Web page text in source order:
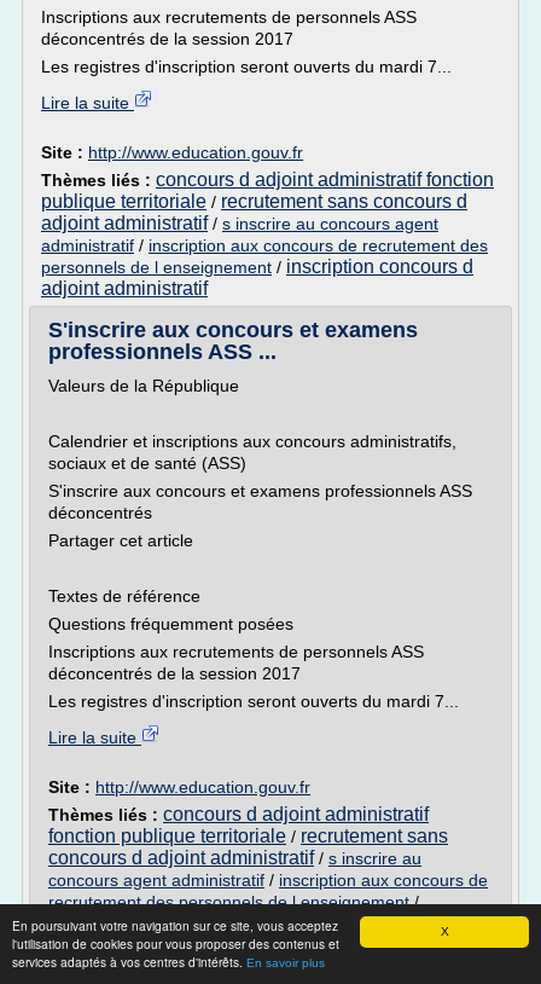
X
En poursuivant votre navigation sur ce site, vous acceptez
l'utilisation de cookies pour vous proposer des contenus et
services adaptés à vos centres d'intérêts. En savoir plus
Inscriptions aux recrutements de personnels ASS
déconcentrés de la session 2017
Les registres d'inscription seront ouverts du mardi 7...
Lire la suite
Site : http://www.education.gouv.fr
Thèmes liés : concours d adjoint administratif fonction
publique territoriale / recrutement sans concours d
adjoint administratif/ s inscrire au concours agent
administratif / inscription aux concours de recrutement des
personnels de l enseignement / inscription concours d
adjoint administratif
S'inscrire aux concours et examens
professionnels ASS ...
Valeurs de la République
Calendrier et inscriptions aux concours administratifs,
sociaux et de santé (ASS)
S'inscrire aux concours et examens professionnels ASS
déconcentrés
Partager cet article
Textes de référence
Questions fréquemment posées
Inscriptions aux recrutements de personnels ASS
déconcentrés de la session 2017
Les registres d'inscription seront ouverts du mardi 7...
Lire la suite
Site : http://www.education.gouv.fr
Thèmes liés : concours d adjoint administratif
fonction publique territoriale / recrutement sans
concours d adjoint administratif/ s inscrire au
concours agent administratif / inscription aux concours de
recrutement des personnels de l enseignement/
inscription concours d adjoint administratif
Concours / Préfecture / Concours et